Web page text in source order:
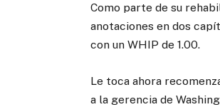
Como parte de su
anotaciones en dos
con un WHIP de 1.00.
Le toca ahora
a la gerencia de